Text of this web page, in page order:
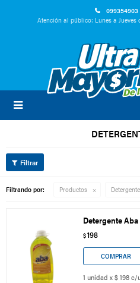
099354903
Atención al público: Lunes a Jueves

Filtrando por: Productos
Detergente
$198
1 unidad x $ 198 c/